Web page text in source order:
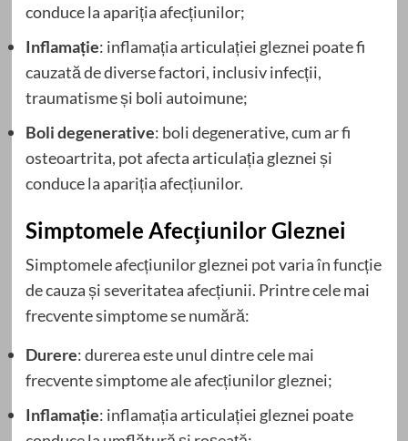
conduce la apariția afecțiunilor;
Inflamație: inflamația articulației gleznei poate fi
cauzată de diverse factori, inclusiv infecții,
traumatisme și boli autoimune;
Boli degenerative: boli degenerative, cum ar fi
osteoartrita, pot afecta articulația gleznei și
conduce la apariția afecțiunilor.
Simptomele Afecțiunilor Gleznei
Simptomele afecțiunilor gleznei pot varia în funcție
de cauza și severitatea afecțiunii. Printre cele mai
frecvente simptome se numără:
Durere: durerea este unul dintre cele mai
frecvente simptome ale afecțiunilor gleznei;
Inflamație: inflamația articulației gleznei poate